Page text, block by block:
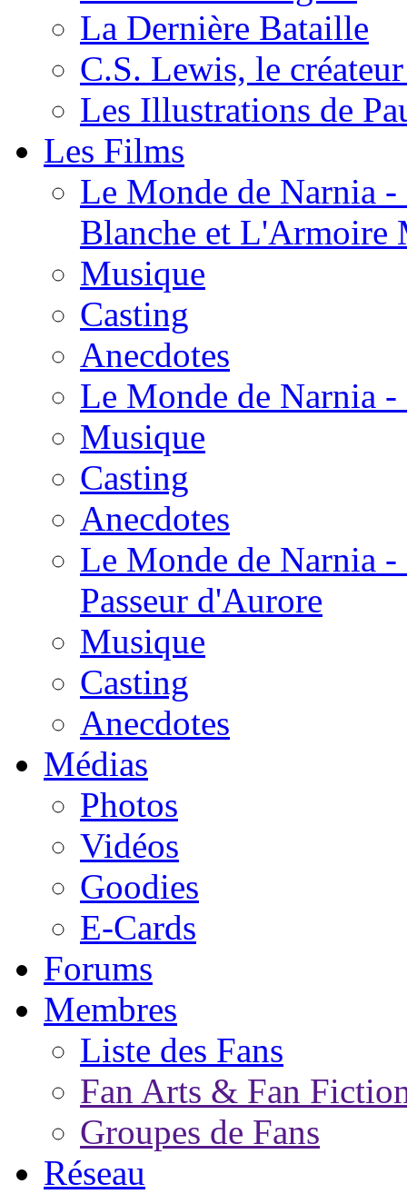
La Dernière Bataille
C.S. Lewis, le
Les Illustrations de
Les Films
Le Monde de Narnia
Blanche et L'Armoire
Musique
Casting
Anecdotes
Le Monde de Narnia
Musique
Casting
Anecdotes
Le Monde de Narnia
Passeur d'Aurore
Musique
Casting
Anecdotes
Médias
Photos
Vidéos
Goodies
E-Cards
Forums
Membres
Liste des Fans
Fan Arts & Fan
Groupes de Fans
Réseau